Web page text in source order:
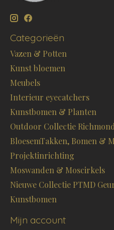
Categorieën
Vazen & Potten
Kunst bloemen
Meubels
Interieur eyecatchers
Kunstbomen & Planten
Outdoor Collectie
BloesemTakken, Bomen &
Projektinrichting
Moswanden & Moscirkels
Nieuwe Collectie PTMD
Kunstbomen
Mijn account